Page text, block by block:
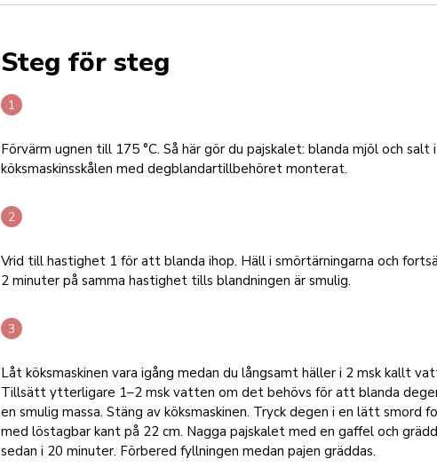
Steg för steg
Förvärm ugnen till 175 °C. Så här gör du pajskalet: blanda mjöl och salt i
köksmaskinsskålen med degblandartillbehöret monterat.
Vrid till hastighet 1 för att blanda ihop. Häll i smörtärningarna och
2 minuter på samma hastighet tills blandningen är smulig.
Låt köksmaskinen vara igång medan du långsamt häller i 2 msk kallt
Tillsätt ytterligare 1–2 msk vatten om det behövs för att blanda
en smulig massa. Stäng av köksmaskinen. Tryck degen i en lätt smord
med löstagbar kant på 22 cm. Nagga pajskalet med en gaffel och
sedan i 20 minuter. Förbered fyllningen medan pajen gräddas.